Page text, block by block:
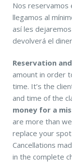
Nos reservamos
llegamos al
así les
devolverá el
Reservation
amount in order
time. It’s the
and time of the
money for a
are more than
replace your
Cancellations
in the complete